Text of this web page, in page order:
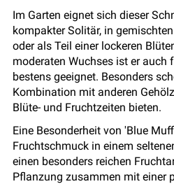
Im Garten eignet sich dieser
kompakter Solitär, in
oder als Teil einer lockeren
moderaten Wuchses ist er auch
bestens geeignet. Besonders
Kombination mit anderen
Blüte- und Fruchtzeiten bieten.
Eine Besonderheit von 'Blue
Fruchtschmuck in einem
einen besonders reichen
Pflanzung zusammen mit einer